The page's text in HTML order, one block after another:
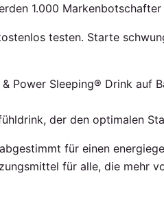
1.000 Markenbotschafter
testen. Starte
Power Sleeping® Drink auf
der den optimalen
für einen
für alle, die mehr